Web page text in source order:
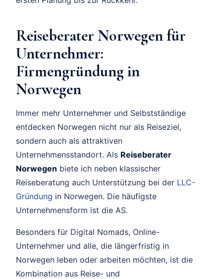
Reiseberater Norwegen für
Unternehmer:
Firmengründung in
Norwegen
Immer mehr Unternehmer und Selbstständige
entdecken Norwegen nicht nur als Reiseziel,
sondern auch als attraktiven
Unternehmensstandort. Als Reiseberater
Norwegen biete ich neben klassischer
Reiseberatung auch Unterstützung bei der LLC-
Gründung in Norwegen. Die häufigste
Unternehmensform ist die AS.
Besonders für Digital Nomads, Online-
Unternehmer und alle, die längerfristig in
Norwegen leben oder arbeiten möchten, ist die
Kombination aus Reise- und